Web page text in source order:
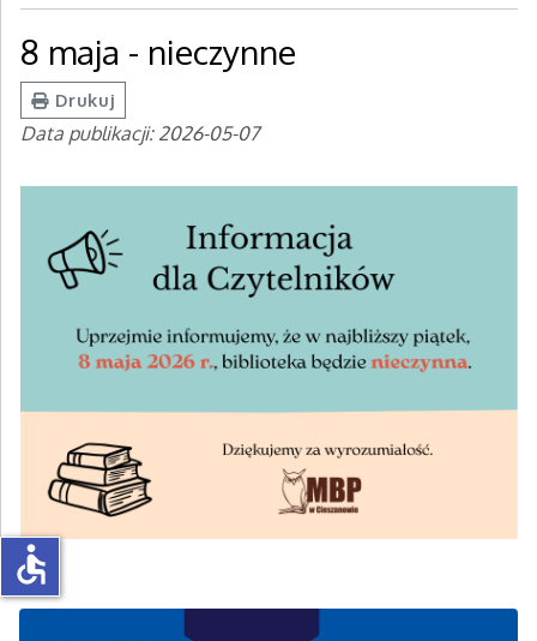
8 maja - nieczynne
Drukuj
Data publikacji: 2026-05-07
accessible